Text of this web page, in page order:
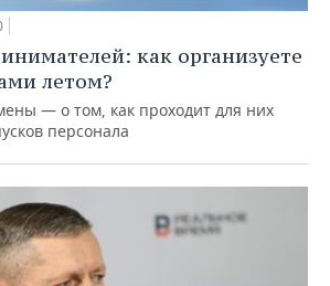
как организуете
летом?
— о том, как проходит для них
персонала